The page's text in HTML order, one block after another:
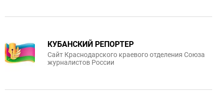
КУБАНСКИЙ РЕПОРТЕР
Сайт Краснодарского краевого отделения Союза
журналистов России